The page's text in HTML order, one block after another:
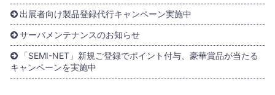
出展者向け製品登録代行キャンペーン実施中
サーバメンテナンスのお知らせ
「SEMI-NET」新規ご登録でポイント付与、豪華賞品が当たる
キャンペーンを実施中